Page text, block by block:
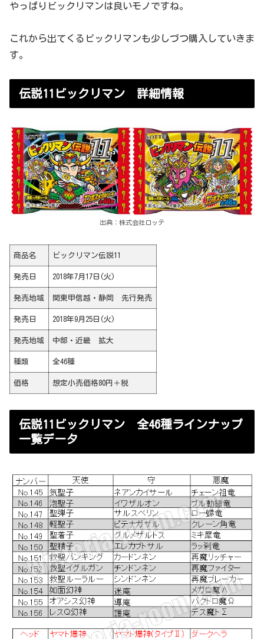
やっぱりビックリマンは良いモノですね。
これから出てくるビックリマンも少しづつ購入していきま
す。
伝説11ビックリマン 詳細情報
出典：株式会社ロッテ
商品名 ビックリマン伝説11
発売日 2018年7月17日(火)
発売地域 関東甲信越・静岡 先行発売
発売日 2018年9月25日(火)
発売地域 中部・近畿 拡大
種類 全46種
価格 想定小売価格80円＋税
伝説11ビックリマン 全46種ラインナップ
一覧データ